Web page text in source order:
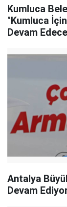
Kumluca
"Kumluca
Devam
Antalya
Devam